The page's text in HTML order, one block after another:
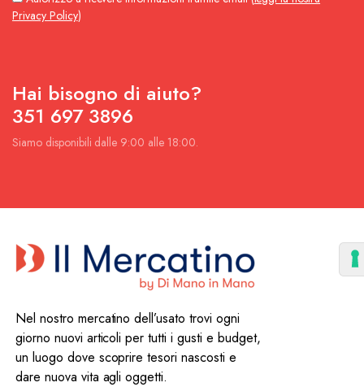
Privacy Policy)
Hai bisogno di aiuto?
351 697 3896
Siamo disponibili dalle 9:00 alle 18:00.
Nel nostro mercatino dell’usato trovi ogni
giorno nuovi articoli per tutti i gusti e budget,
un luogo dove scoprire tesori nascosti e
dare nuova vita agli oggetti.